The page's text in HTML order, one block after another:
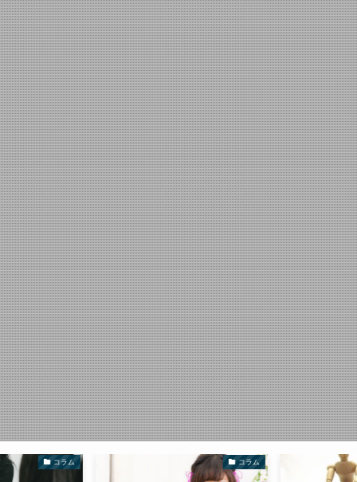
コラム コラム